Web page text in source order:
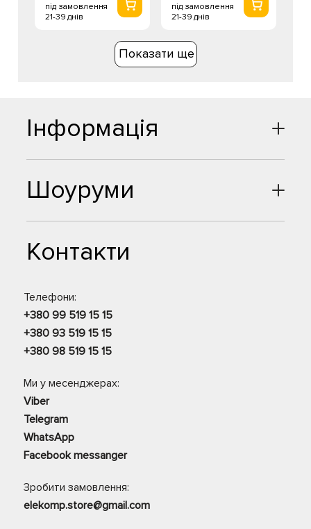
під замовлення
21-39 днів
під замовлення
21-39 днів
Показати ще
Шоуруми
Контакти
Телефони:
+380 99 519 15 15
+380 93 519 15 15
+380 98 519 15 15
Ми у месенджерах:
Viber
Telegram
WhatsApp
Facebook messanger
Зробити замовлення:
elekomp.store@gmail.com
Інформація